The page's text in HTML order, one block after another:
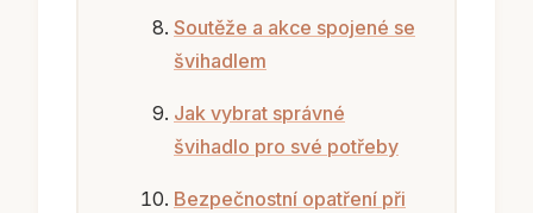
Soutěže a akce spojené se
švihadlem
Jak vybrat správné
švihadlo pro své potřeby
Bezpečnostní opatření při